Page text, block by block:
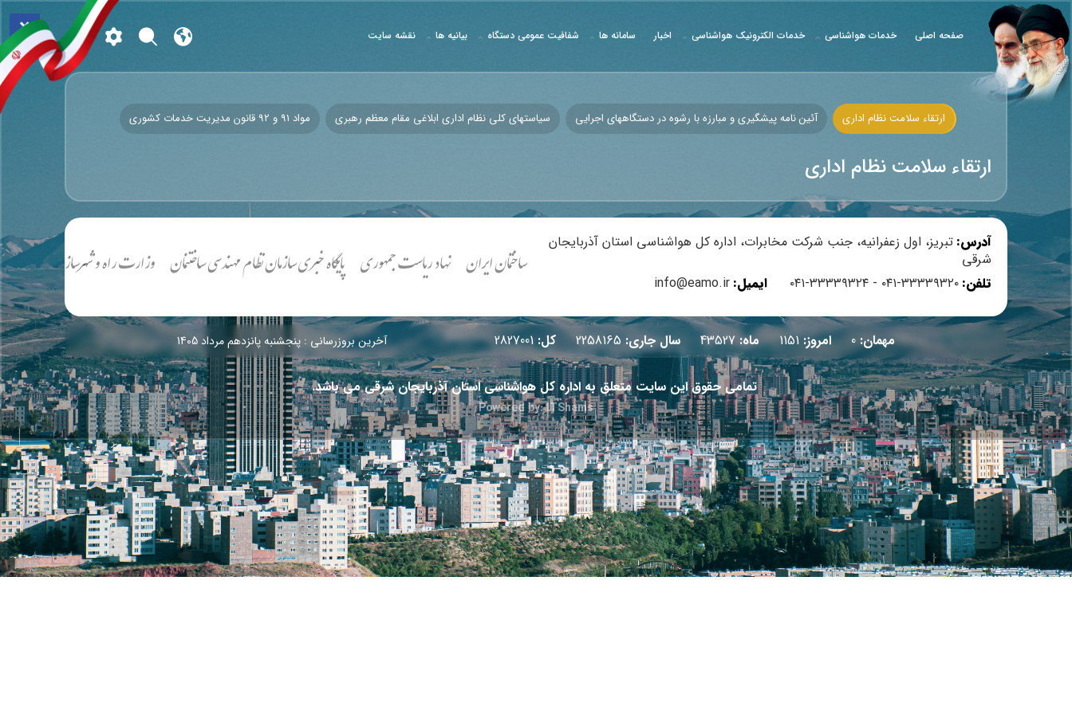
× صفحه اصلی خدمات هواشناسی خدمات الکترونیک هواشناسی اخبار سامانه ها شفافیت عمومی دستگاه بیانیه ها نقشه سایت
ارتقاء سلامت نظام اداری آئین نامه پیشگیری و مبارزه با رشوه در دستگاههای اجرایی سیاستهای کلی نظام اداری ابلاغی مقام معظم رهبری مواد 91 و 92 قانون مدیریت خدمات کشوری
ارتقاء سلامت نظام اداری
آدرس: تبریز، اول زعفرانیه، جنب شرکت مخابرات، اداره کل هواشناسی استان آذربایجان
شرقی
تلفن: ۳۳۳۳۹۳۲۰-۰۴۱ - ۳۳۳۳۹۳۲۴-۰۴۱ ایمیل: info@eamo.ir وزارت راه و شهرسازی جمهوری اسلامی پایگاه خبری سازمان نظام مهندسی ساختنمان نهاد ریاست جمهوری دفتر تدوین مقررات ملی ساختمان ایران سامانه ارتباط با مردم (معاونت هماهنگی امور عمرانی استانداری) دفتر مقام معظم رهبری
مهمان: 0 امروز: 1151 ماه: 43527 سال جاری: 2258165 كل: 2827001 آخرین بروزرسانی : پنجشنبه پانزدهم مرداد 1405
تمامی حقوق این سایت متعلق به اداره کل هواشناسی استان آذربایجان شرقی می باشد.
Powered by: ITShams